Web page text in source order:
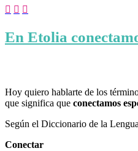
  
En Etolia
Hoy quiero hablarte de los
que significa que conectamos
Según el Diccionario de la
Conectar